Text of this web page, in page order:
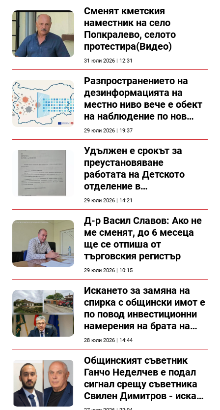
Сменят кметския
наместник на село
Попкралево, селото
протестира(Видео)
31 юли 2026 | 12:31
Разпространението на
дезинформацията на
местно ниво вече е обект
на наблюдение по нов
проект
29 юли 2026 | 19:37
Удължен е срокът за
преустановяване
работата на Детското
отделение в
силистренската болница
29 юли 2026 | 14:21
Д-р Васил Славов: Ако не
ме сменят, до 6 месеца
ще се отпиша от
търговския регистър
29 юли 2026 | 10:15
Искането за замяна на
спирка с общински имот е
по повод инвестиционни
намерения на брата на
председателя на
Общински съвет Силистра
28 юли 2026 | 14:44
Общинският съветник
Ганчо Неделчев е подал
сигнал срещу съветника
Свилен Димитров - иска